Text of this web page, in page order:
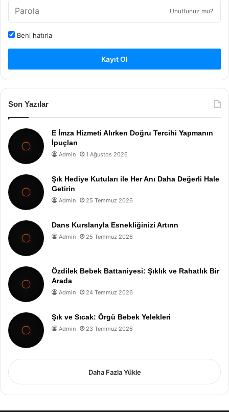
Unuttunuz mu?
Beni hatırla
Kayıt Ol
Son Yazılar
E İmza Hizmeti Alırken Doğru Tercihi Yapmanın
İpuçları
Admin 1 Ağustos 2026
Şık Hediye Kutuları ile Her Anı Daha Değerli Hale
Getirin
Admin 25 Temmuz 2026
Dans Kurslarıyla Esnekliğinizi Artırın
Admin 25 Temmuz 2026
Özdilek Bebek Battaniyesi: Şıklık ve Rahatlık Bir
Arada
Admin 24 Temmuz 2026
Şık ve Sıcak: Örgü Bebek Yelekleri
Admin 23 Temmuz 2026
Daha Fazla Yükle